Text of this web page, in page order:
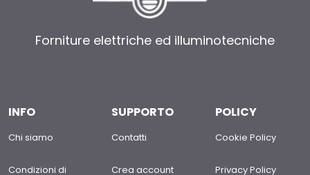
Forniture elettriche ed illuminotecniche
INFO
Chi siamo
Condizioni di
SUPPORTO
Contatti
Crea account
POLICY
Cookie Policy
Privacy Policy